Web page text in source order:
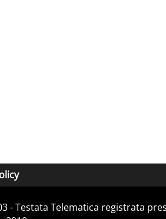
- Testata Telematica registrata